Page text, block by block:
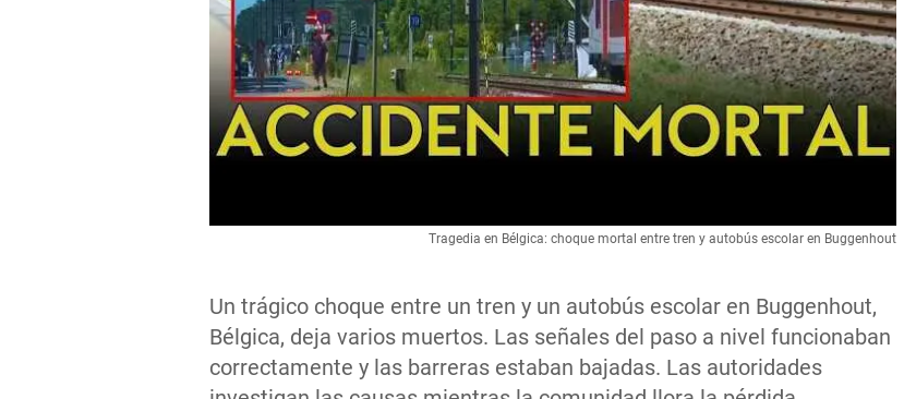
Un trágico choque entre un tren y un autobús escolar en Buggenhout,
Bélgica, deja varios muertos. Las señales del paso a nivel funcionaban
correctamente y las barreras estaban bajadas. Las autoridades
Tragedia en Bélgica: choque mortal entre tren y autobús escolar en Buggenhout